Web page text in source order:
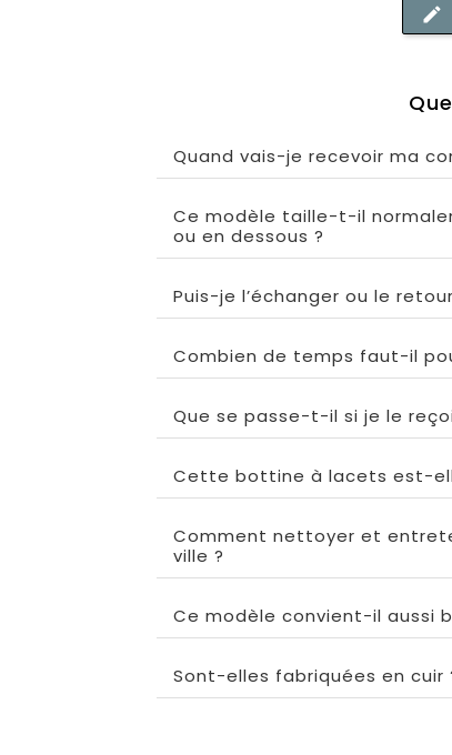
Quand vais-je recevoir ma
Ce modèle taille-t-il
ou en dessous ?
Puis-je l’échanger ou le
Combien de temps faut-il
Que se passe-t-il si je le
Cette bottine à lacets est-
Comment nettoyer et
ville ?
Ce modèle convient-il aussi
Sont-elles fabriquées en cuir